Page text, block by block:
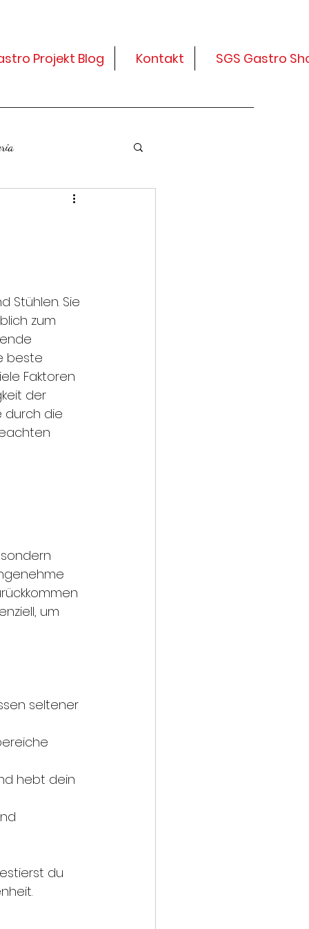
Projekt Blog Kontakt SGS Gastro
Stühlen. Sie
zum
beste
Faktoren
der
durch die
um
seltener
hebt dein
du